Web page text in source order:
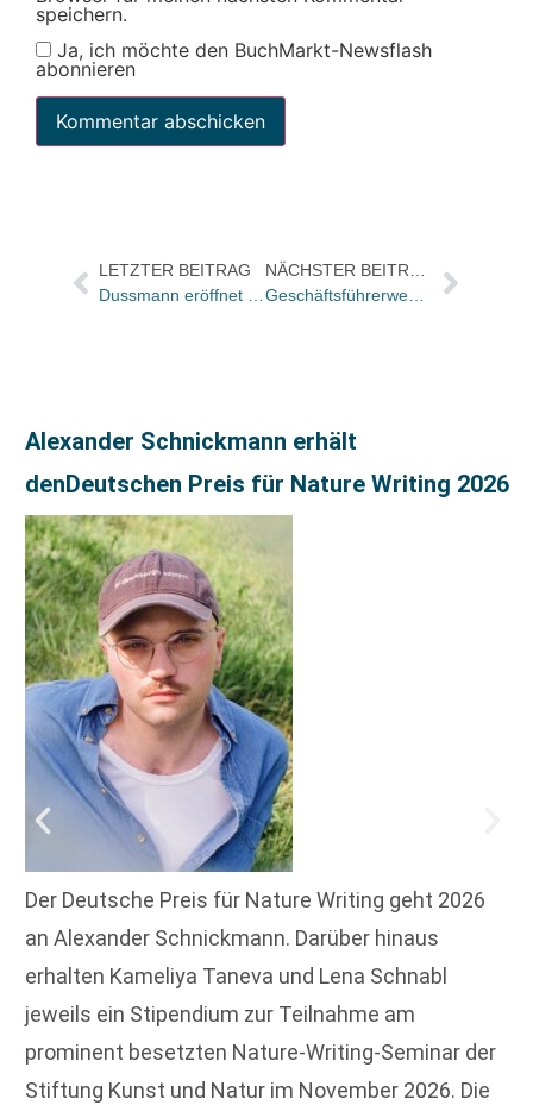
speichern.
Ja, ich möchte den BuchMarkt-Newsflash
abonnieren
LETZTER BEITRAG
Alexander Schnickmann erhält
denDeutschen Preis für Nature Writing 2026
Der Deutsche Preis für Nature Writing geht 2026
an Alexander Schnickmann. Darüber hinaus
erhalten Kameliya Taneva und Lena Schnabl
jeweils ein Stipendium zur Teilnahme am
prominent besetzten Nature-Writing-Seminar der
Stiftung Kunst und Natur im November 2026. Die